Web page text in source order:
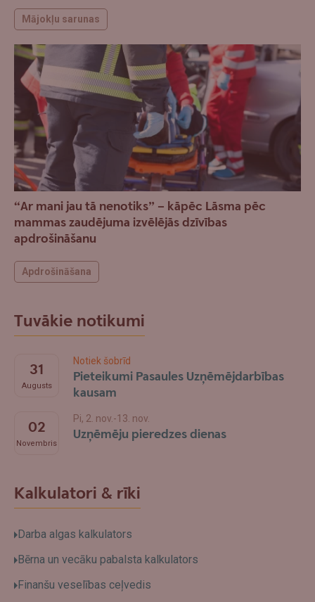
Mājokļu sarunas
“Ar mani jau tā nenotiks” – kāpēc Lāsma pēc
mammas zaudējuma izvēlējās dzīvības
apdrošināšanu
Apdrošināšana
Tuvākie notikumi
31
Augusts
Notiek šobrīd
Pieteikumi Pasaules Uzņēmējdarbības
kausam
02
Novembris
Pi, 2. nov.-13. nov.
Uzņēmēju pieredzes dienas
Kalkulatori & rīki
Darba algas kalkulators
Bērna un vecāku pabalsta kalkulators
Finanšu veselības ceļvedis